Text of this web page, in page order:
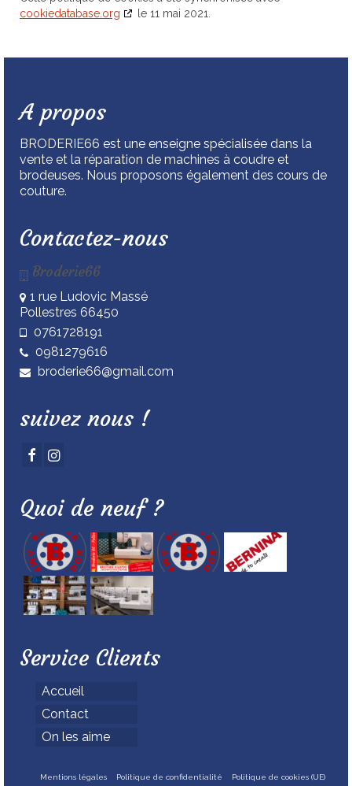
cookiedatabase.org
le 11 mai 2021.
A propos
BRODERIE66 est une enseigne spécialisée dans la
vente et la réparation de machines à coudre et
brodeuses. Nous proposons également des cours de
couture.
Contactez-nous
Broderie66
1 rue Ludovic Massé
Pollestres 66450
0761728191
0981279616
broderie66@gmail.com
suivez nous !
Quoi de neuf ?
Service Clients
Accueil
Contact
On les aime
Mentions légales Politique de confidentialité Politique de cookies (UE)